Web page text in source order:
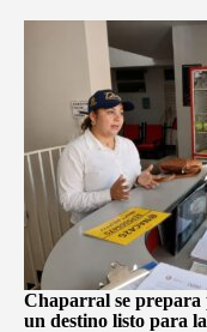
Chaparral se prepara
un destino listo para